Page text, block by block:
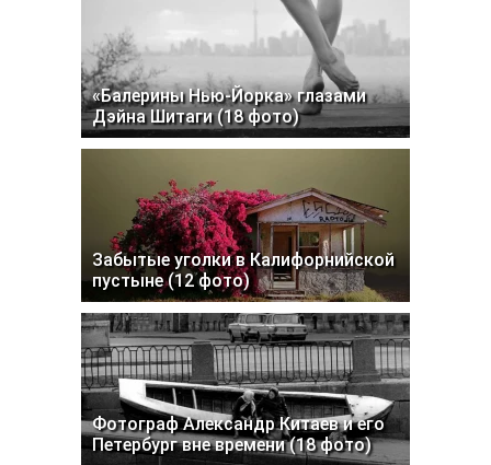
«Балерины Нью-Йорка» глазами
Дэйна Шитаги (18 фото)
Забытые уголки в Калифорнийской
пустыне (12 фото)
Фотограф Александр Китаев и его
Петербург вне времени (18 фото)